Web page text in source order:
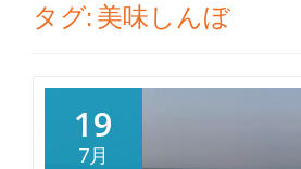
タグ: 美味しんぼ
19
7月